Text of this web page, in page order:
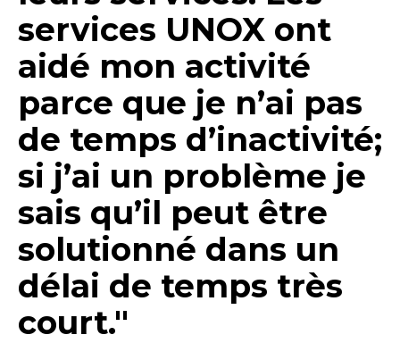
services UNOX ont
aidé mon activité
parce que je n’ai pas
de temps d’inactivité;
si j’ai un problème je
sais qu’il peut être
solutionné dans un
délai de temps très
court."